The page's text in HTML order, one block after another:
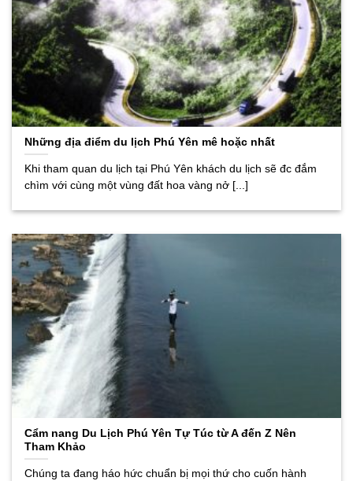
Những địa điểm du lịch Phú Yên mê hoặc nhất
Khi tham quan du lịch tại Phú Yên khách du lịch sẽ đc đắm
chìm với cùng một vùng đất hoa vàng nở [...]
Cẩm nang Du Lịch Phú Yên Tự Túc từ A đến Z Nên
Tham Khảo
Chúng ta đang háo hức chuẩn bị mọi thứ cho cuốn hành